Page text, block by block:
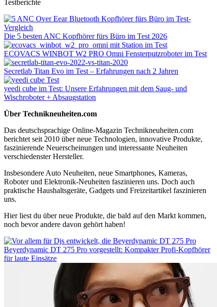
Testberichte
Die 5 besten ANC Kopfhörer fürs Büro im Test 2026
ECOVACS WINBOT W2 PRO Omni Fensterputzroboter im Test
Secretlab Titan Evo im Test – Erfahrungen nach 2 Jahren
yeedi cube im Test: Unsere Erfahrungen mit dem Saug- und
Wischroboter + Absaugstation
Über Technikneuheiten.com
Das deutschsprachige Online-Magazin Technikneuheiten.com
berichtet seit 2010 über neue Technologien, innovative Produkte,
faszinierende Neuerscheinungen und interessante Neuheiten
verschiedenster Hersteller.
Insbesondere Auto Neuheiten, neue Smartphones, Kameras,
Roboter und Elektronik-Neuheiten faszinieren uns. Doch auch
praktische Haushaltsgeräte, Gadgets und Freizeitartikel faszinieren
uns.
Hier liest du über neue Produkte, die bald auf den Markt kommen,
noch bevor andere davon gehört haben!
Beyerdynamic DT 275 Pro vorgestellt: Kompakter Profi-Kopfhörer
für laute Einsätze